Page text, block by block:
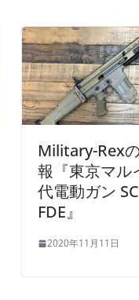
Military-Rex
報『東京マル
代電動ガン
FDE』
2020年11月11日